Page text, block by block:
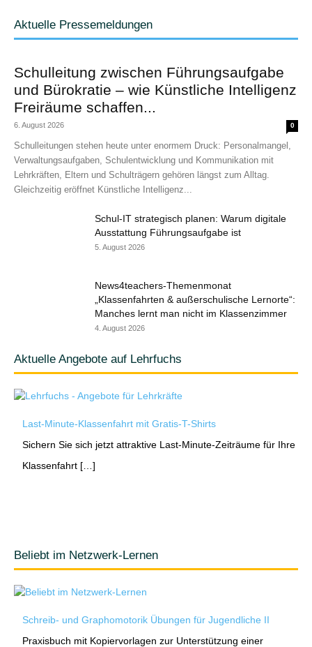
Aktuelle Pressemeldungen
Schulleitung zwischen Führungsaufgabe
und Bürokratie – wie Künstliche Intelligenz
Freiräume schaffen...
6. August 2026 0
Schulleitungen stehen heute unter enormem Druck: Personalmangel,
Verwaltungsaufgaben, Schulentwicklung und Kommunikation mit
Lehrkräften, Eltern und Schulträgern gehören längst zum Alltag.
Gleichzeitig eröffnet Künstliche Intelligenz...
Schul-IT strategisch planen: Warum digitale
Ausstattung Führungsaufgabe ist
5. August 2026
News4teachers-Themenmonat
„Klassenfahrten & außerschulische Lernorte“:
Manches lernt man nicht im Klassenzimmer
4. August 2026
Aktuelle Angebote auf Lehrfuchs
Last-Minute-Klassenfahrt mit Gratis-T-Shirts
Sichern Sie sich jetzt attraktive Last-Minute-Zeiträume für Ihre
Klassenfahrt […]
Beliebt im Netzwerk-Lernen
Schreib- und Graphomotorik Übungen für Jugendliche II
Praxisbuch mit Kopiervorlagen zur Unterstützung einer